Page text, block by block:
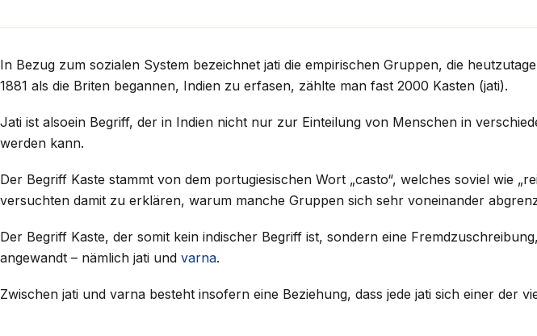
In Bezug zum sozialen System bezeichnet jati die empirischen Gruppen, die
1881 als die Briten begannen, Indien zu erfasen, zählte man fast 2000 Kasten (jati).
Jati ist alsoein Begriff, der in Indien nicht nur zur Einteilung von Menschen in
werden kann.
Der Begriff Kaste stammt von dem portugiesischen Wort „casto“, welches soviel wie
versuchten damit zu erklären, warum manche Gruppen sich sehr voneinander
Der Begriff Kaste, der somit kein indischer Begriff ist, sondern eine
angewandt – nämlich jati und varna.
Zwischen jati und varna besteht insofern eine Beziehung, dass jede jati sich einer der